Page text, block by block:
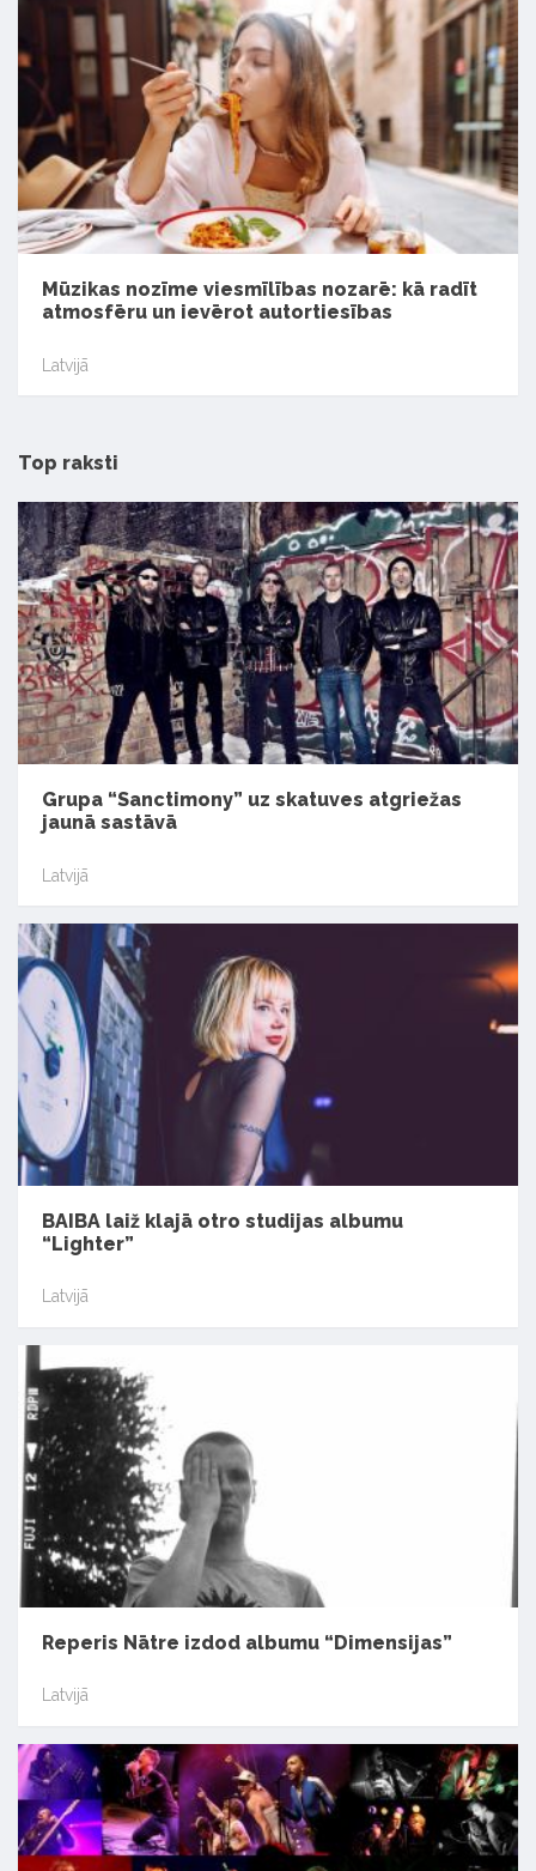
Mūzikas nozīme viesmīlības nozarē: kā radīt
atmosfēru un ievērot autortiesības
Latvijā
Top raksti
Grupa “Sanctimony” uz skatuves atgriežas
jaunā sastāvā
Latvijā
BAIBA laiž klajā otro studijas albumu
“Lighter”
Latvijā
Reperis Nātre izdod albumu “Dimensijas”
Latvijā